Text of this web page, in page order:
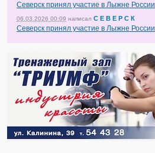
Северск принял участие в Лыжне России
06.03.2026 00:09 написал С Е В Е Р С К
Северск принял участие в Лыжне России